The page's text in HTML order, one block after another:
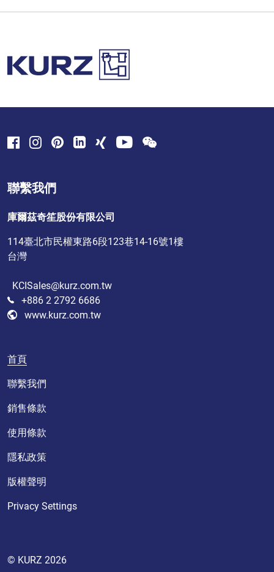
聯繫我們
庫爾茲奇笙股份有限公司
114臺北市民權東路6段123巷14-16號1樓
台灣
KCISales@kurz.com.tw
+886 2 2792 6686
www.kurz.com.tw
首頁
聯繫我們
銷售條款
使用條款
隱私政策
版權聲明
Privacy Settings
© KURZ 2026